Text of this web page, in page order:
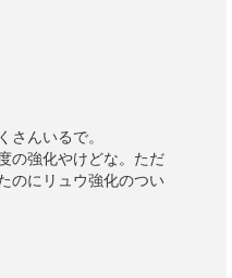
さんいるで。
の強化やけどな。ただ
のにリュウ強化のつい